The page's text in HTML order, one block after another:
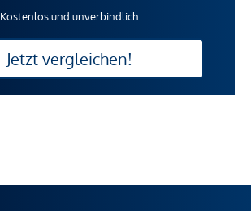
Kostenlos und unverbindlich
Jetzt vergleichen!